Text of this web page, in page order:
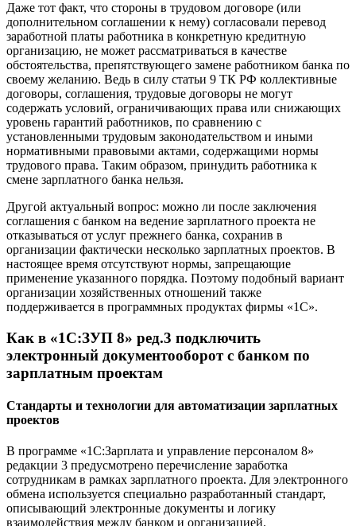
Даже тот факт, что стороны в трудовом договоре (или
дополнительном соглашении к нему) согласовали перевод
заработной платы работника в конкретную кредитную
организацию, не может рассматриваться в качестве
обстоятельства, препятствующего замене работником банка по
своему желанию. Ведь в силу статьи 9 ТК РФ коллективные
договоры, соглашения, трудовые договоры не могут
содержать условий, ограничивающих права или снижающих
уровень гарантий работников, по сравнению с
установленными трудовым законодательством и иными
нормативными правовыми актами, содержащими нормы
трудового права. Таким образом, принудить работника к
смене зарплатного банка нельзя.
Другой актуальный вопрос: можно ли после заключения
соглашения с банком на ведение зарплатного проекта не
отказываться от услуг прежнего банка, сохранив в
организации фактически несколько зарплатных проектов. В
настоящее время отсутствуют нормы, запрещающие
применение указанного порядка. Поэтому подобный вариант
организации хозяйственных отношений также
поддерживается в программных продуктах фирмы «1С».
Как в «1С:ЗУП 8» ред.3 подключить
электронный документооборот с банком по
зарплатным проектам
Стандарты и технологии для автоматизации зарплатных
проектов
В программе «1С:Зарплата и управление персоналом 8»
редакции 3 предусмотрено перечисление заработка
сотрудникам в рамках зарплатного проекта. Для электронного
обмена используется специально разработанный стандарт,
описывающий электронные документы и логику
взаимодействия между банком и организацией.